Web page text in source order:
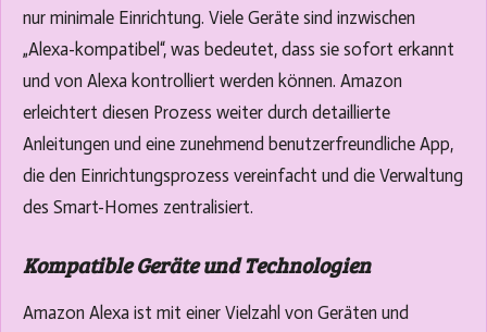
nur minimale Einrichtung. Viele Geräte sind inzwischen
„Alexa-kompatibel“, was bedeutet, dass sie sofort erkannt
und von Alexa kontrolliert werden können. Amazon
erleichtert diesen Prozess weiter durch detaillierte
Anleitungen und eine zunehmend benutzerfreundliche App,
die den Einrichtungsprozess vereinfacht und die Verwaltung
des Smart-Homes zentralisiert.
Kompatible Geräte und Technologien
Amazon Alexa ist mit einer Vielzahl von Geräten und